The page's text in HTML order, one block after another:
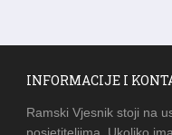
INFORMACIJE I
Ramski Vjesnik stoji na